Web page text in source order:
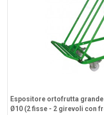
Espositore ortofrutta
Ø10 (2 fisse - 2 girevoli con